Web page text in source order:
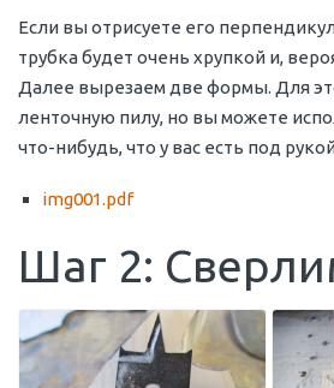
Если вы отрисуете его
трубка будет очень хрупкой и,
Далее вырезаем две формы. Для
ленточную пилу, но вы можете
что-нибудь, что у вас есть под
img001.pdf
Шаг 2: